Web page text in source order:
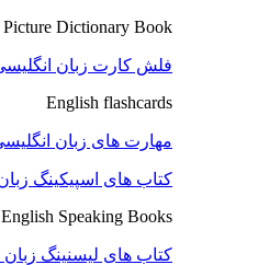
Dictionary Book
فلش کارت زبان
English flashcards
مهارت های زبان
کتاب های اسپیکینگ
English Speaking Books
کتاب های لیسنینگ زبان